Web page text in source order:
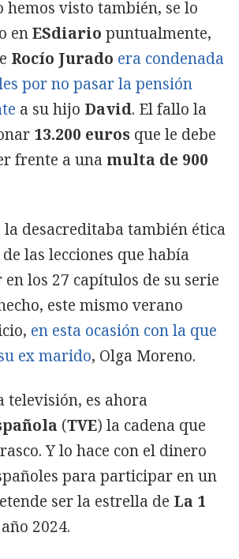
hemos visto también, se lo
enESdiario puntualmente,
Rocío Jurado era condenada
por no pasar la pensión
a su hijo David. El fallo la
13.200 euros que le debe
frente a una multa de 900
la desacreditaba también ética
las lecciones que había
los 27 capítulos de su serie
este mismo verano
en esta ocasión con la que
ex marido, Olga Moreno.
televisión, es ahora
(TVE) la cadena que
Y lo hace con el dinero
para participar en un
ser la estrella de La 1
2024.